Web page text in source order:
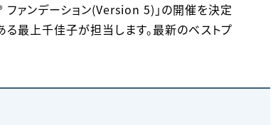
ァンデーション(Version 5)」の開催を決定
最上千佳子が担当します。最新のベストプ